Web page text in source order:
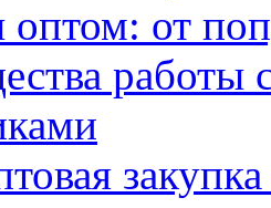
оптом: от
работы